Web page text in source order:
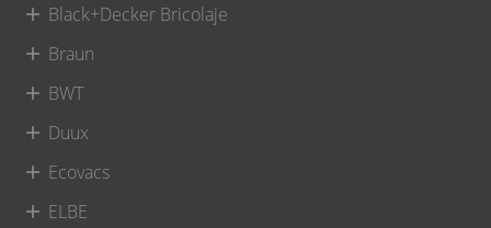
Black+Decker Bricolaje
Braun
BWT
Duux
Ecovacs
ELBE